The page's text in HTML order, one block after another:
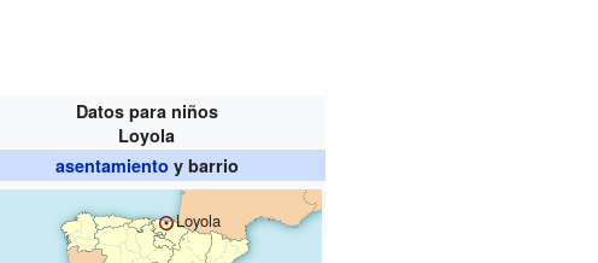
Datos para niños
Loyola
asentamiento y barrio
Loyola